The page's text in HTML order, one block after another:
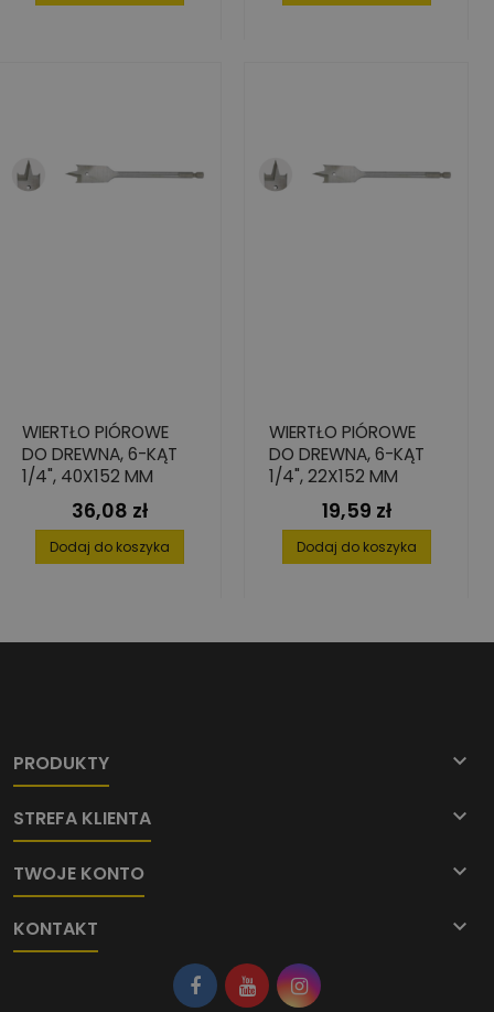
WIERTŁO PIÓROWE
DO DREWNA, 6-KĄT
1/4", 40X152 MM
Cena
36,08 zł
Dodaj do koszyka
WIERTŁO PIÓROWE
DO DREWNA, 6-KĄT
1/4", 22X152 MM
Cena
19,59 zł
Dodaj do koszyka
PRODUKTY 
STREFA KLIENTA 
TWOJE KONTO 
KONTAKT 